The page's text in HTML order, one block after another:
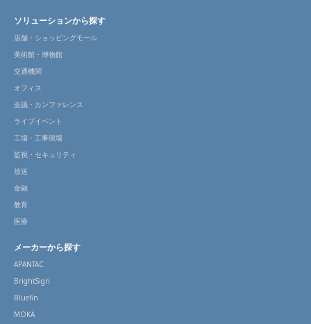
ソリューションから探す
店舗・ショッピングモール
美術館・博物館
交通機関
オフィス
会議・カンファレンス
ライブイベント
工場・工事現場
監視・セキュリティ
放送
金融
教育
医療
メーカーから探す
APANTAC
BrightSign
Bluefin
MOKA